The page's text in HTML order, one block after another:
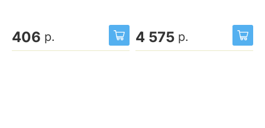
406 р. 4 575 р.